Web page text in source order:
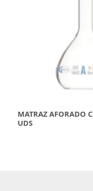
MATRAZ AFORADO
UDS